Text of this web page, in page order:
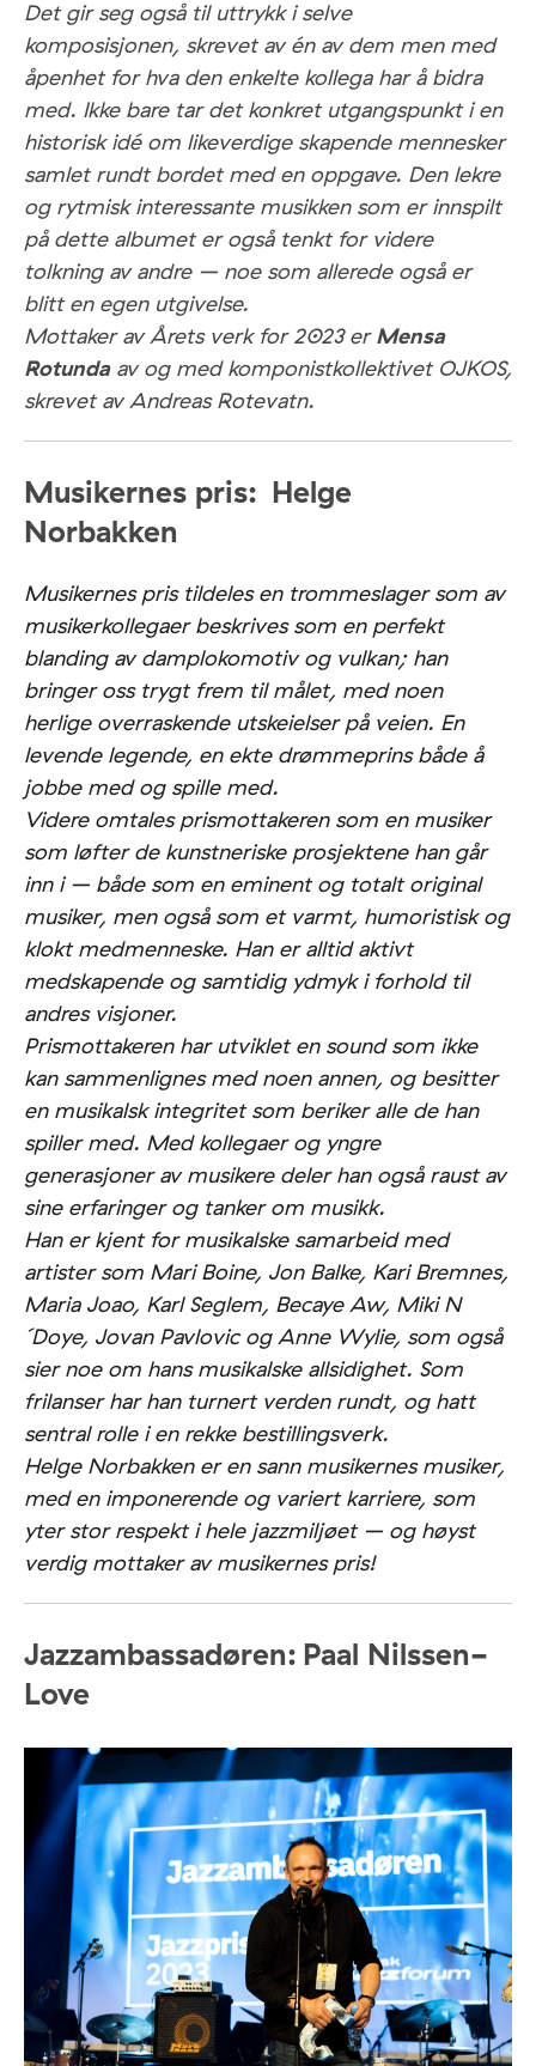
Det gir seg også til uttrykk i selve
komposisjonen, skrevet av én av dem men med
åpenhet for hva den enkelte kollega har å bidra
med. Ikke bare tar det konkret utgangspunkt i en
historisk idé om likeverdige skapende mennesker
samlet rundt bordet med en oppgave. Den lekre
og rytmisk interessante musikken som er innspilt
på dette albumet er også tenkt for videre
tolkning av andre – noe som allerede også er
blitt en egen utgivelse.
Mottaker av Årets verk for 2023 erMensa
Rotundaav og med komponistkollektivet OJKOS,
skrevet av Andreas Rotevatn.
Musikernes pris: Helge
Norbakken
Musikernes pris tildeles en trommeslager som av
musikerkollegaer beskrives som en perfekt
blanding av damplokomotiv og vulkan; han
bringer oss trygt frem til målet, med noen
herlige overraskende utskeielser på veien. En
levende legende, en ekte drømmeprins både å
jobbe med og spille med.
Videre omtales prismottakeren som en musiker
som løfter de kunstneriske prosjektene han går
inn i – både som en eminent og totalt original
musiker, men også som et varmt, humoristisk og
klokt medmenneske. Han er alltid aktivt
medskapende og samtidig ydmyk i forhold til
andres visjoner.
Prismottakeren har utviklet en sound som ikke
kan sammenlignes med noen annen, og besitter
en musikalsk integritet som beriker alle de han
spiller med. Med kollegaer og yngre
generasjoner av musikere deler han også raust av
sine erfaringer og tanker om musikk.
Han er kjent for musikalske samarbeid med
artister som Mari Boine, Jon Balke, Kari Bremnes,
Maria Joao, Karl Seglem, Becaye Aw, Miki N
´Doye, Jovan Pavlovic og Anne Wylie, som også
sier noe om hans musikalske allsidighet. Som
frilanser har han turnert verden rundt, og hatt
sentral rolle i en rekke bestillingsverk.
Helge Norbakken er en sann musikernes musiker,
med en imponerende og variert karriere, som
yter stor respekt i hele jazzmiljøet – og høyst
verdig mottaker av musikernes pris!
Jazzambassadøren: Paal Nilssen-
Love